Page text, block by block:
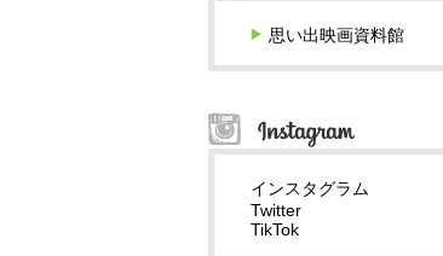
思い出映画資料館
インスタグラム
Twitter
TikTok